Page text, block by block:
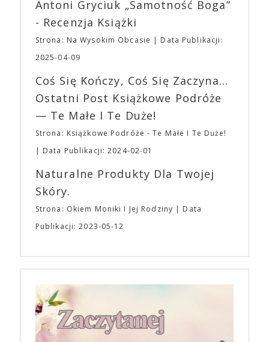
(„Joker”, „Ona”) w swojej najbardziej zaskakującej
roli. Twórca kultowych „Dziedzictwo. Hereditary” i
„Midsommar. W biały dzień” zrealizował najbardziej
osobisty film, który pozwolił mu w pełni podzielić
się z widzami swoimi lękami, wizją świata, a przede
„Bo się boi” w kinach od 21 kwietnia.
Waszych ulubionych Wystawców serwujących
napoje oraz drobne przekąski a przed halą
planujemy Strefę FoodTrucków. Życzymy Wam
fantastycznego czasu oczekiwania na nadchodzącą
EXPO XXI!
Antoni Gryciuk „Samotność Boga”
- Recenzja Książki
Strona: Na Wysokim Obcasie
Data Publikacji:
2025-04-09
Coś Się Kończy, Coś Się Zaczyna...
Ostatni Post Książkowe Podróże
— Te Małe I Te Duże!
Strona: Książkowe Podróże - Te Małe I Te Duże!
Data Publikacji: 2024-02-01
Naturalne Produkty Dla Twojej
Skóry.
Strona: Okiem Moniki I Jej Rodziny
Data
Publikacji: 2023-05-12